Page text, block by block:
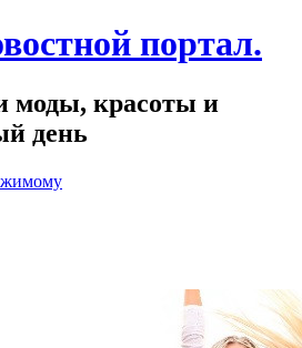
портал.
моды, красоты и
день